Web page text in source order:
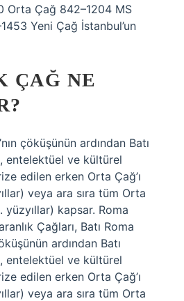
Orta Çağ 842–1204 MS
Yeni Çağ İstanbul’un
ÇAĞ NE
çöküşünün ardından Batı
entelektüel ve kültürel
edilen erken Orta Çağ’ı
veya ara sıra tüm Orta
yüzyıllar) kapsar. Roma
Çağları, Batı Roma
ardından Batı
entelektüel ve kültürel
edilen erken Orta Çağ’ı
veya ara sıra tüm Orta